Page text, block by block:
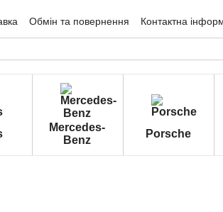
Обмін та повернення Контактна
магазин
Mercedes-
Benz
Porsche